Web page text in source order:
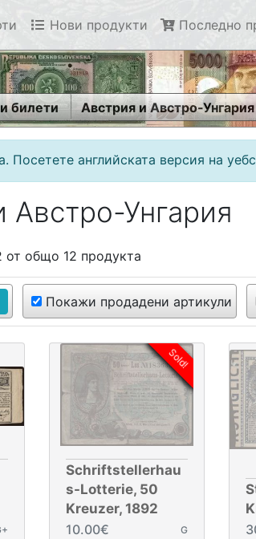
Нови продукти Последно
билети Австрия и Австро-Унгария
английската версия на
Австро-Унгария
от общо 12 продукта
Покажи продадени артикули
Sold!
Schriftstellerhau
s-Lotterie, 50
Kreuzer, 1892
10.00€
G